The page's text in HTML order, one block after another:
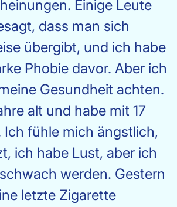
Einige Leute
dass man sich
übergibt, und ich habe
Phobie davor. Aber ich
Gesundheit achten.
alt und habe mit 17
Ich fühle mich ängstlich,
ich habe Lust, aber ich
werden. Gestern
letzte Zigarette